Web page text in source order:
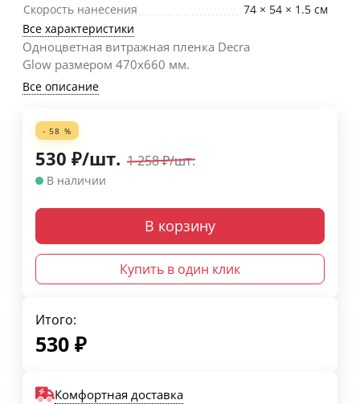
Скорость нанесения
74 × 54 × 1.5 см
Все характеристики
Одноцветная витражная пленка Decra
Glow размером 470х660 мм.
Все описание
- 58 %
530 ₽/шт. 1 258₽/шт.
В наличии
В корзину
Купить в один клик
Итого:
530 ₽
Комфортная доставка